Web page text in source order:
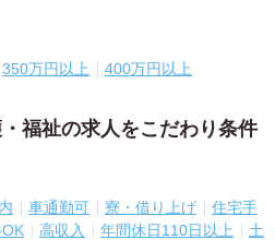
350万円以上 400万円以上
福祉の求人をこだわり条件
車通勤可 寮・借り上げ
住宅手
高収入 年間休日110日以上
土